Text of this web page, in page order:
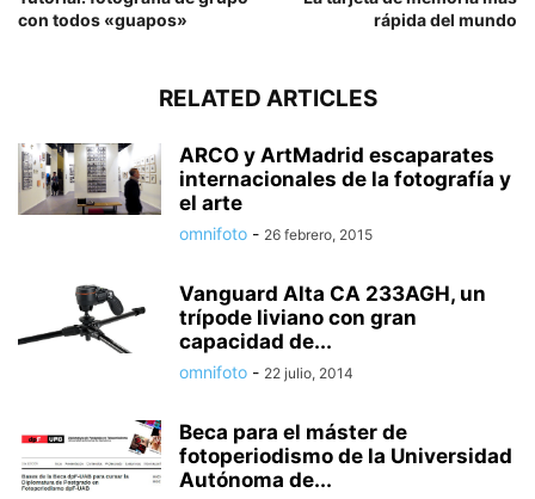
con todos «guapos»
rápida del mundo
RELATED ARTICLES
ARCO y ArtMadrid escaparates
internacionales de la fotografía y
el arte
omnifoto - 26 febrero, 2015
Vanguard Alta CA 233AGH, un
trípode liviano con gran
capacidad de...
omnifoto - 22 julio, 2014
Beca para el máster de
fotoperiodismo de la Universidad
Autónoma de...